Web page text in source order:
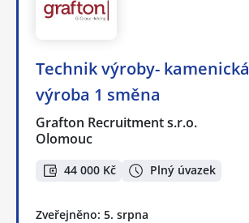
Technik výroby- kamenická
výroba 1 směna
Grafton Recruitment s.r.o.
Olomouc
44 000 Kč Plný úvazek
Zveřejněno: 5. srpna